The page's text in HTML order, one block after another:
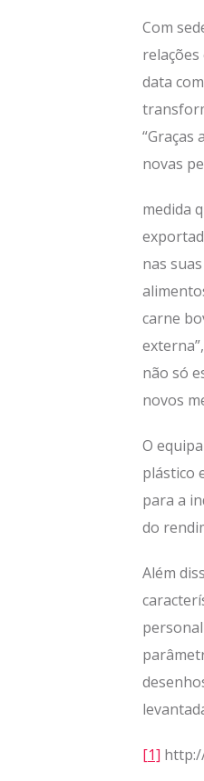
Com
data
“Graças
novas
medida
nas
carne
não só
novos
O
plástico
para a
do
Além
[1]